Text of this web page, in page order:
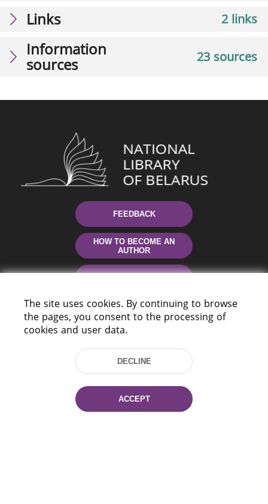
2 links
Links
23 sources
Information
sources
FEEDBACK
HOW TO BECOME AN
AUTHOR
HELP
The site uses cookies. By continuing to browse
the pages, you consent to the processing of
cookies and user data.
DECLINE
ACCEPT